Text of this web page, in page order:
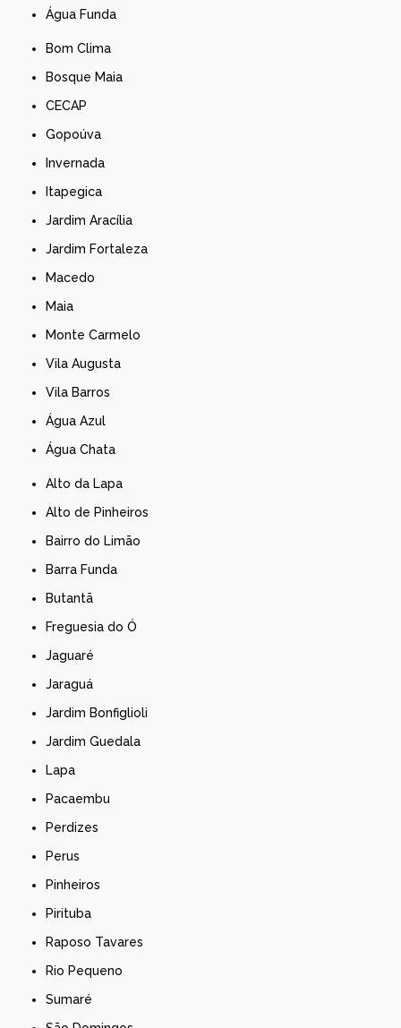
Água Funda
Bom Clima
Bosque Maia
CECAP
Gopoúva
Invernada
Itapegica
Jardim Aracília
Jardim Fortaleza
Macedo
Maia
Monte Carmelo
Vila Augusta
Vila Barros
Água Azul
Água Chata
Alto da Lapa
Alto de Pinheiros
Bairro do Limão
Barra Funda
Butantã
Freguesia do Ó
Jaguaré
Jaraguá
Jardim Bonfiglioli
Jardim Guedala
Lapa
Pacaembu
Perdizes
Perus
Pinheiros
Pirituba
Raposo Tavares
Rio Pequeno
Sumaré